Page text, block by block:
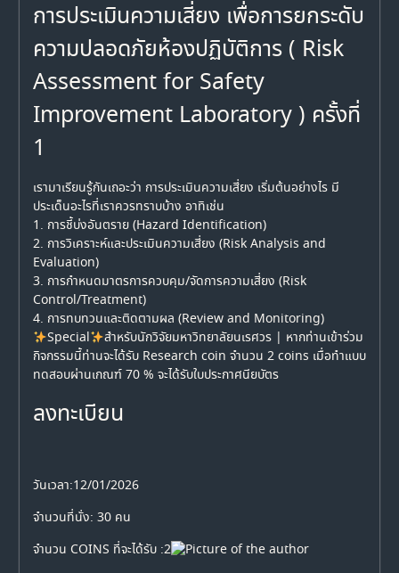
การประเมินความเสี่ยง เพื่อการยกระดับ
ความปลอดภัยห้องปฏิบัติการ ( Risk
Assessment for Safety
Improvement Laboratory ) ครั้งที่
1
เรามาเรียนรู้กันเถอะว่า การประเมินความเสี่ยง เริ่มต้นอย่างไร มี
ประเด็นอะไรที่เราควรทราบบ้าง อาทิเช่น
1. การชี้บ่งอันตราย (Hazard Identification)
2. การวิเคราะห์และประเมินความเสี่ยง (Risk Analysis and
Evaluation)
3. การกำหนดมาตรการควบคุม/จัดการความเสี่ยง (Risk
Control/Treatment)
4. การทบทวนและติดตามผล (Review and Monitoring)
Special
สำหรับนักวิจัยมหาวิทยาลัยนเรศวร | หากท่านเข้าร่วม
กิจกรรมนี้ท่านจะได้รับ Research coin จำนวน 2 coins เมื่อทำแบบ
ทดสอบผ่านเกณฑ์ 70 % จะได้รับใบประกาศนียบัตร
ลงทะเบียน
วันเวลา:12/01/2026
จำนวนที่นั่ง: 30 คน
จำนวน COINS ที่จะได้รับ :2